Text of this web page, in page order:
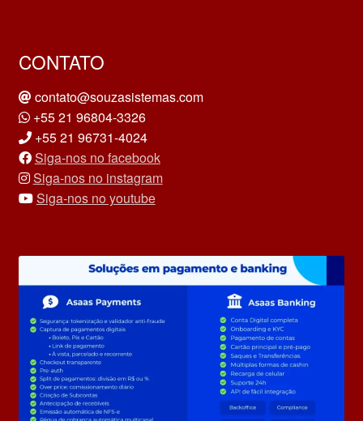
CONTATO
contato@souzasistemas.com
+55 21 96804-3326
+55 21 96731-4024
Siga-nos no facebook
Siga-nos no instagram
Siga-nos no youtube